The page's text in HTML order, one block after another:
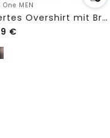
MEN
Kariertes Overshirt mit Brusttaschen
€